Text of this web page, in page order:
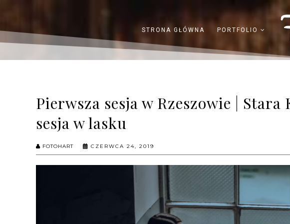
STRONA GŁÓWNA PORTFOLIO
Pierwsza sesja w Rzeszowie | Stara
sesja w lasku
FOTOHART CZERWCA 24, 2019